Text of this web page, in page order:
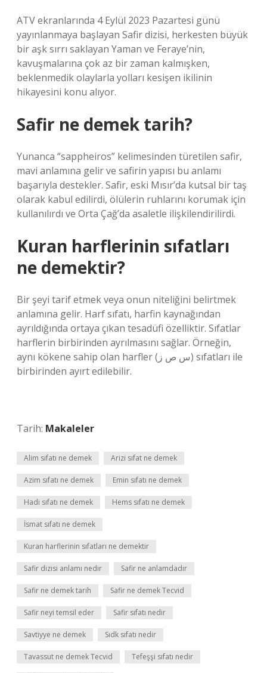
ATV ekranlarında 4 Eylül 2023 Pazartesi günü
yayınlanmaya başlayan Safir dizisi, herkesten büyük
bir aşk sırrı saklayan Yaman ve Feraye’nin,
kavuşmalarına çok az bir zaman kalmışken,
beklenmedik olaylarla yolları kesişen ikilinin
hikayesini konu alıyor.
Safir ne demek tarih?
Yunanca “sappheiros” kelimesinden türetilen safir,
mavi anlamına gelir ve safirin yapısı bu anlamı
başarıyla destekler. Safir, eski Mısır’da kutsal bir taş
olarak kabul edilirdi, ölülerin ruhlarını korumak için
kullanılırdı ve Orta Çağ’da asaletle ilişkilendirilirdi.
Kuran harflerinin sıfatları
ne demektir?
Bir şeyi tarif etmek veya onun niteliğini belirtmek
anlamına gelir. Harf sıfatı, harfin kaynağından
ayrıldığında ortaya çıkan tesadüfi özelliktir. Sıfatlar
harflerin birbirinden ayrılmasını sağlar. Örneğin,
aynı kökene sahip olan harfler (س ص ز) sıfatları ile
birbirinden ayırt edilebilir.
Tarih: Makaleler
Alim sıfatı ne demek Arizi sıfat ne demek
Azim sıfatı ne demek Emin sıfatı ne demek
Hadi sıfatı ne demek Hems sıfatı ne demek
İsmat sıfatı ne demek
Kuran harflerinin sıfatları ne demektir
Safir dizisi anlamı nedir Safir ne anlamdadır
Safir ne demek tarih Safir ne demek Tecvid
Safir neyi temsil eder Safir sıfatı nedir
Savtiyye ne demek Sıdk sıfatı nedir
Tavassut ne demek Tecvid Tefeşşi sıfatı nedir